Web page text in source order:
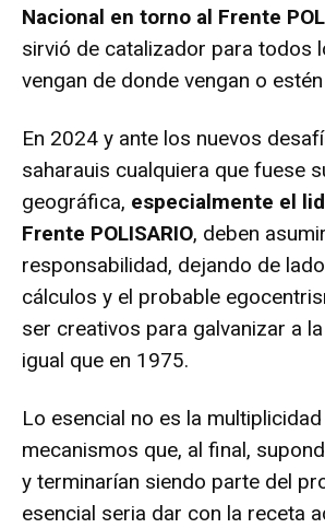
Nacional en torno al Frente
sirvió de catalizador para todos
vengan de donde vengan o
En 2024 y ante los nuevos
saharauis cualquiera que fuese
geográfica, especialmente el
Frente POLISARIO, deben
responsabilidad, dejando de
cálculos y el probable
ser creativos para galvanizar a
igual que en 1975.
Lo esencial no es la
mecanismos que, al final,
y terminarían siendo parte del
esencial seria dar con la receta